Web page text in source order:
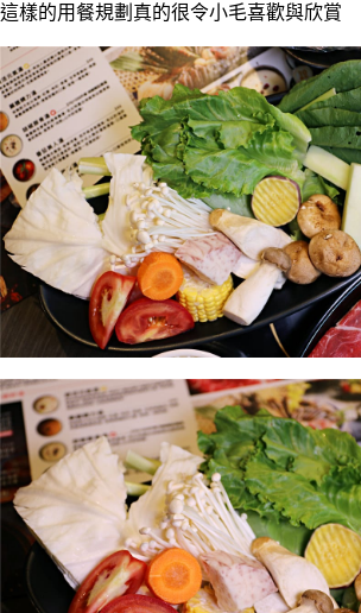
這樣的用餐規劃真的很令小毛喜歡與欣賞